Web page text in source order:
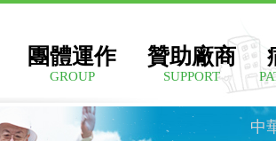
團體運作
GROUP
贊助廠商
SUPPORT
中